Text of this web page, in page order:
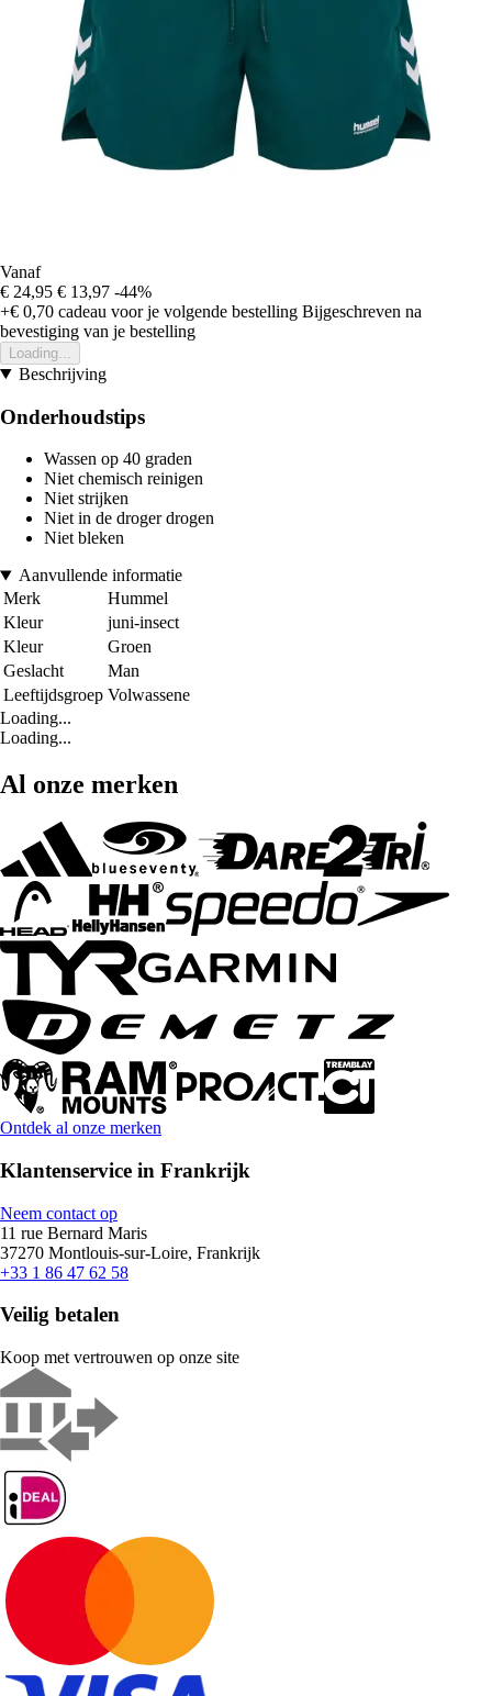
Vanaf
€ 24,95 € 13,97 -44%
+€ 0,70 cadeau voor je volgende bestelling Bijgeschreven na
bevestiging van je bestelling
Loading...
Beschrijving
Onderhoudstips
Wassen op 40 graden
Niet chemisch reinigen
Niet strijken
Niet in de droger drogen
Niet bleken
Aanvullende informatie
Merk
Hummel
Kleur
juni-insect
Kleur
Groen
Geslacht
Man
Leeftijdsgroep Volwassene
Loading...
Loading...
Al onze merken
Ontdek al onze merken
Klantenservice in Frankrijk
Neem contact op
11 rue Bernard Maris
37270 Montlouis-sur-Loire, Frankrijk
+33 1 86 47 62 58
Veilig betalen
Koop met vertrouwen op onze site